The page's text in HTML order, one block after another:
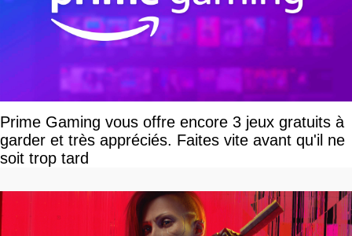
Prime Gaming vous offre encore 3 jeux gratuits à
garder et très appréciés. Faites vite avant qu'il ne
soit trop tard